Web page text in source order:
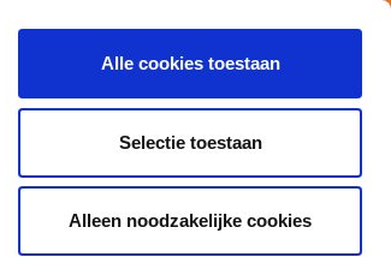
Alle cookies toestaan
Selectie toestaan
Alleen noodzakelijke cookies
Nieuws MY ATALIAN